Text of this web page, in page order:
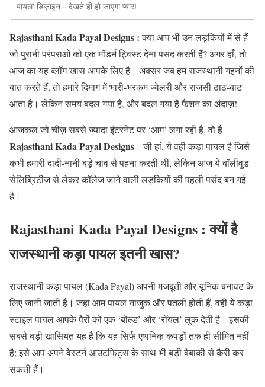
पायल' डिज़ाइन - देखते ही हो जाएगा प्यार!
Rajasthani Kada Payal Designs :क्या आप भी उन लड़कियों में से हैं
जो पुरानी परंपराओं को एक मॉडर्न ट्विस्ट देना पसंद करती हैं? अगर हाँ, तो
आज का यह ब्लॉग खास आपके लिए है। अक्सर जब हम राजस्थानी गहनों की
बात करते हैं, तो हमारे दिमाग में भारी-भरकम ज्वेलरी और राजसी ठाठ-बाट
आता है। लेकिन समय बदल गया है, और बदल गया है फैशन का अंदाज़!
आजकल जो चीज़ सबसे ज्यादा इंटरनेट पर ‘आग’ लगा रही है, वो है
Rajasthani Kada Payal Designs । जी हां, ये वही कड़ा पायल है जिसे
कभी हमारी दादी-नानी बड़े चाव से पहना करती थीं, लेकिन आज ये बॉलीवुड
सेलिब्रिटीज से लेकर कॉलेज जाने वाली लड़कियों की पहली पसंद बन गई
है।
Rajasthani Kada Payal Designs :क्यों है
राजस्थानी कड़ा पायल इतनी खास?
राजस्थानी कड़ा पायल (Kada Payal) अपनी मजबूती और यूनिक बनावट के
लिए जानी जाती है। जहां आम पायल नाजुक और पतली होती हैं, वहीं ये कड़ा
स्टाइल पायल आपके पैरों को एक ‘बोल्ड’ और ‘रॉयल’ लुक देती है। इसकी
सबसे बड़ी खासियत यह है कि यह सिर्फ एथनिक कपड़ों तक ही सीमित नहीं
है; इसे आप अपने वेस्टर्न आउटफिट्स के साथ भी बड़ी बेबाकी से कैरी कर
सकती हैं।